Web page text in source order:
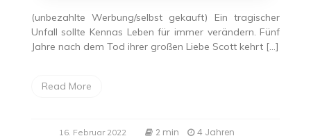
(unbezahlte Werbung/selbst gekauft) Ein tragischer
Unfall sollte Kennas Leben für immer verändern. Fünf
Jahre nach dem Tod ihrer großen Liebe Scott kehrt […]
Read More
16. Februar 2022 2 min
4 Jahren